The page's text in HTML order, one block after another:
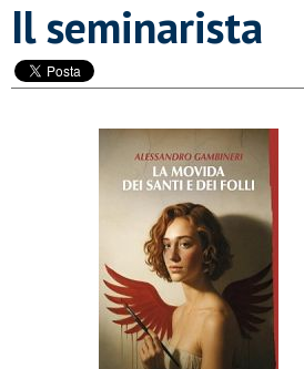
Il seminarista